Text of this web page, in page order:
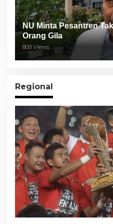
NU Minta Pesantren
Orang Gila
809 Views
Regional